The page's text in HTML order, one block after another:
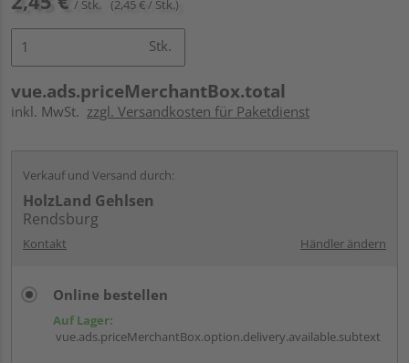
/ Stk. (2,45 € / Stk.)
Stk.
vue.ads.priceMerchantBox.total
inkl. MwSt. zzgl. Versandkosten für Paketdienst
Verkauf und Versand durch:
HolzLand Gehlsen
Rendsburg
Kontakt Händler ändern
Online bestellen
Auf Lager:
vue.ads.priceMerchantBox.option.delivery.available.subtext